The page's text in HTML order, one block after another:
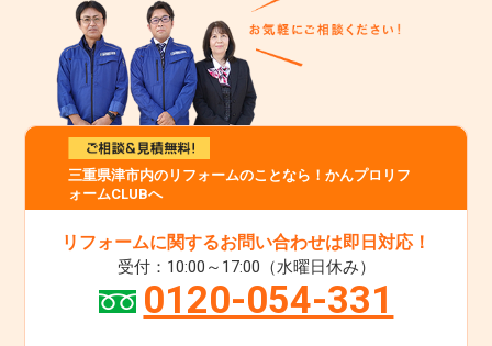
三重県津市内のリフォームのことなら！かんプロリフ
ォームCLUBへ
リフォームに関するお問い合わせは即日対応！
受付：10:00～17:00（水曜日休み）
0120-054-331